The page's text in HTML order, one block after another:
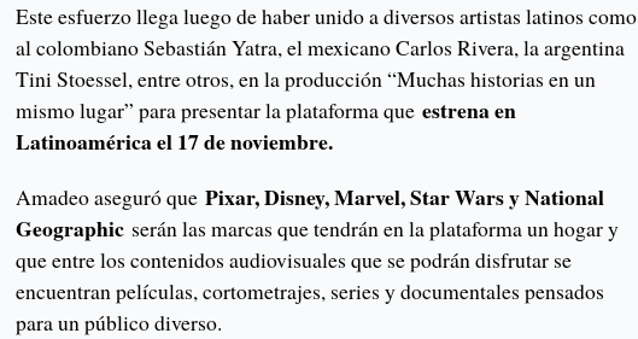
Este esfuerzo llega luego de haber unido a diversos artistas latinos como
al colombiano Sebastián Yatra, el mexicano Carlos Rivera, la argentina
Tini Stoessel, entre otros, en la producción “Muchas historias en un
mismo lugar” para presentar la plataforma que estrena en
Latinoamérica el 17 de noviembre.
Amadeo aseguró quePixar, Disney, Marvel, Star Wars y National
Geographic serán las marcas que tendrán en la plataforma un hogar y
que entre los contenidos audiovisuales que se podrán disfrutar se
encuentran películas, cortometrajes, series y documentales pensados
para un público diverso.